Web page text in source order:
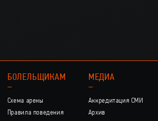
БОЛЕЛЬЩИКАМ
–
Схема арены
Правила поведения
МЕДИА
–
Аккредитация СМИ
Архив